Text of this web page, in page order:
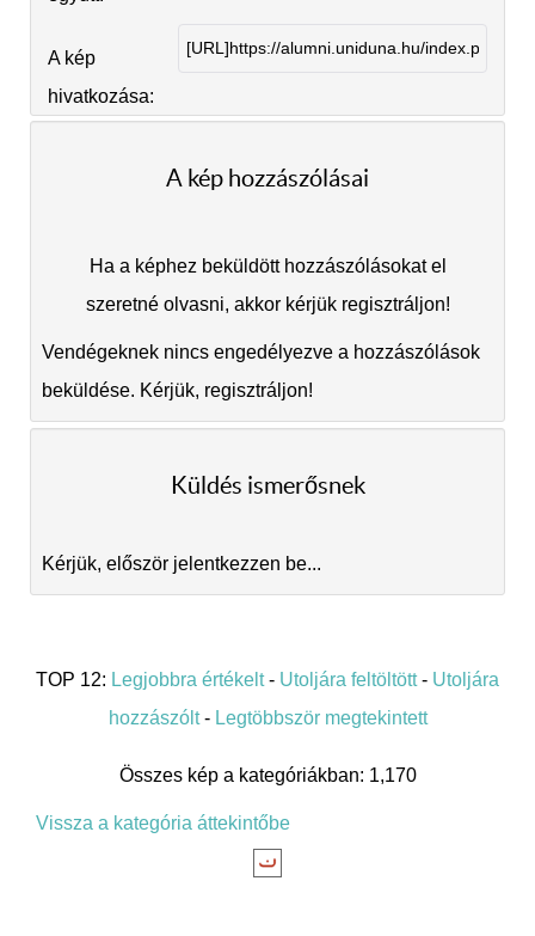
A kép
hivatkozása:
A kép hozzászólásai
Ha a képhez beküldött hozzászólásokat el
szeretné olvasni, akkor kérjük regisztráljon!
Vendégeknek nincs engedélyezve a hozzászólások
beküldése. Kérjük, regisztráljon!
Küldés ismerősnek
Kérjük, először jelentkezzen be...
TOP 12: Legjobbra értékelt- Utoljára feltöltött- Utoljára
hozzászólt- Legtöbbször megtekintett
Összes kép a kategóriákban: 1,170
Vissza a kategória áttekintőbe